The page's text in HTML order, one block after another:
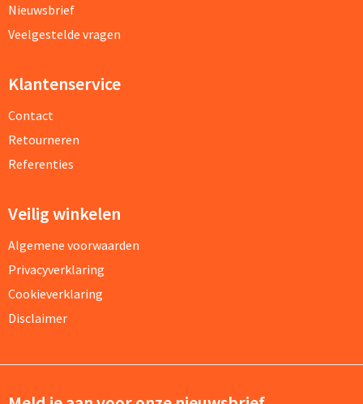
Nieuwsbrief
Veelgestelde vragen
Klantenservice
Contact
Retourneren
Referenties
Veilig winkelen
Algemene voorwaarden
Privacyverklaring
Cookieverklaring
Disclaimer